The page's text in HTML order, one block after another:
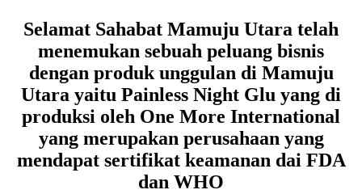
Selamat Sahabat Mamuju Utara telah
menemukan sebuah peluang bisnis
dengan produk unggulan di Mamuju
Utara yaitu Painless Night Glu yang di
produksi oleh One More International
yang merupakan perusahaan yang
mendapat sertifikat keamanan dai FDA
dan WHO